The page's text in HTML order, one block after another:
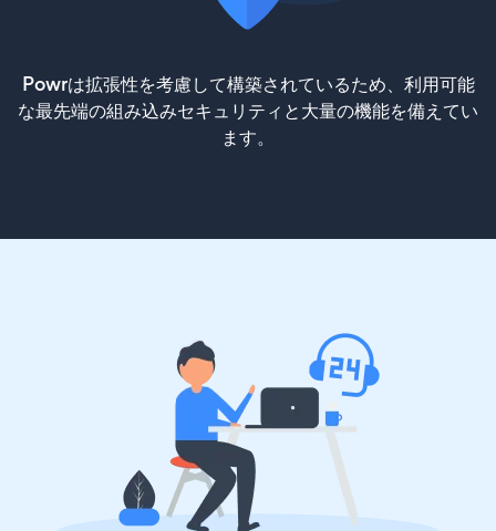
Powrは拡張性を考慮して構築されているため、利用可能
な最先端の組み込みセキュリティと大量の機能を備えてい
ます。